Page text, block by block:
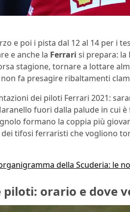
e poi i pista dal 12 al 14 per i
e anche la Ferrari si prepara: la
stagione, tornare a lottare
fa presagire ribaltamenti
dei piloti Ferrari 2021:
fuori dalla palude in cui è
formano la coppia più
tifosi ferraristi che vogliono
della Scuderia: le
orario e dove